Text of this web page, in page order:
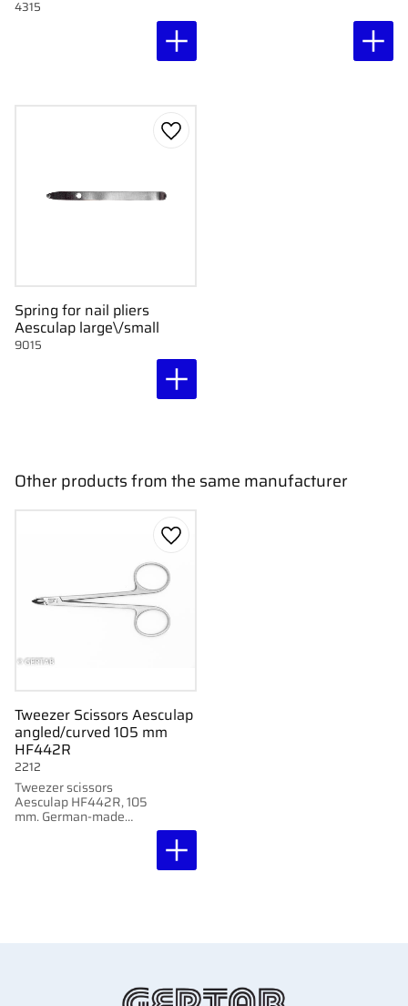
4315
Spring for nail pliers
Aesculap large\/small
9015
Add to favorites
Other products from the same manufacturer
Tweezer Scissors Aesculap
angled/curved 105 mm
HF442R
Tweezer scissors
Aesculap HF442R, 105
mm. German-made
2212
Add to favorites